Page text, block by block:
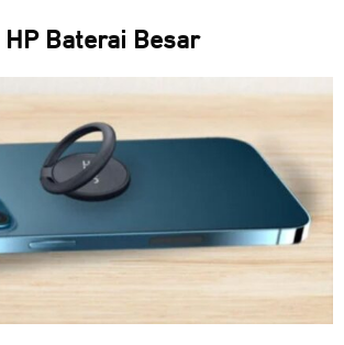
Baterai Besar